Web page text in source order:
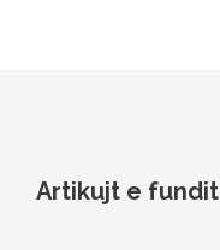
Artikujt e fundit